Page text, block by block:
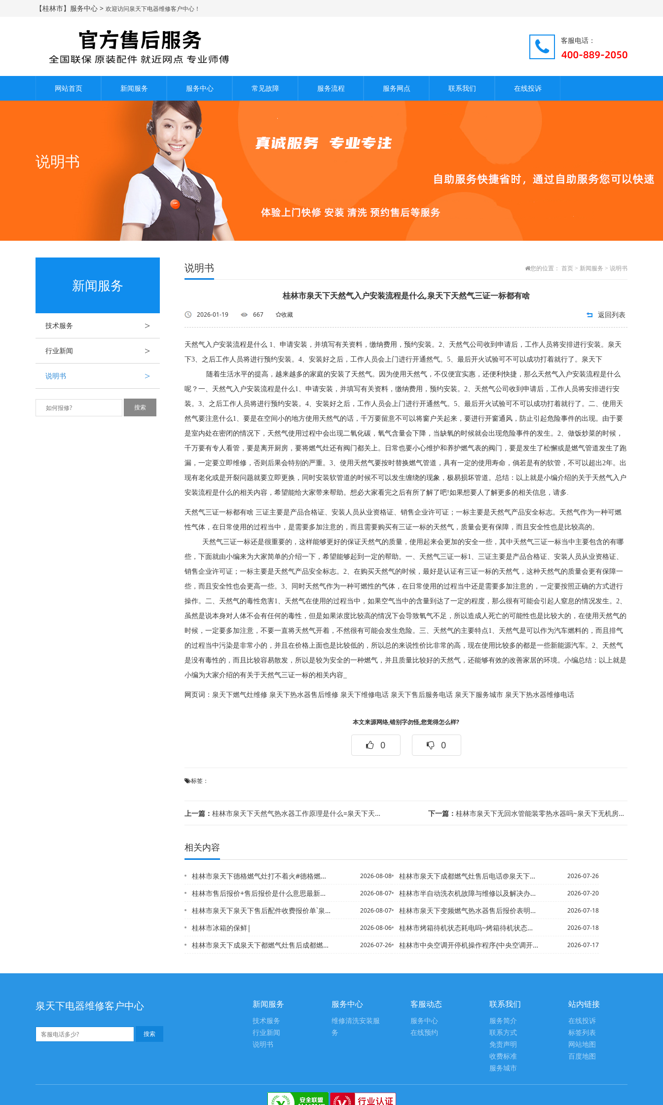
【桂林市】服务中心 > 欢迎访问泉天下电器维修客户中心！
客服电话：
网站首页 新闻服务 服务中心 常见故障 服务流程 服务网点 联系我们 在线投诉
说明书
新闻服务
技术服务 >
行业新闻 >
说明书 >
说明书 您的位置： 首页 > 新闻服务 > 说明书
桂林市泉天下天然气入户安装流程是什么,泉天下天然气三证一标都有啥
2026-01-19 667 收藏 返回列表
天然气入户安装流程是什么 1、申请安装，并填写有关资料，缴纳费用，预约安装。2、天然气公司收到申请后，工作人员将安排进行安装。泉天
下3、之后工作人员将进行预约安装。4、安装好之后，工作人员会上门进行开通然气。5、最后开火试验可不可以成功打着就行了。泉天下
随着生活水平的提高，越来越多的家庭的安装了天然气。因为使用天然气，不仅便宜实惠，还便利快捷，那么天然气入户安装流程是什么
呢？一、天然气入户安装流程是什么1、申请安装，并填写有关资料，缴纳费用，预约安装。2、天然气公司收到申请后，工作人员将安排进行安
装。3、之后工作人员将进行预约安装。4、安装好之后，工作人员会上门进行开通然气。5、最后开火试验可不可以成功打着就行了。二、使用天
然气要注意什么1、要是在空间小的地方使用天然气的话，千万要留意不可以将窗户关起来，要进行开窗通风，防止引起危险事件的出现。由于要
是室内处在密闭的情况下，天然气使用过程中会出现二氧化碳，氧气含量会下降，当缺氧的时候就会出现危险事件的发生。2、做饭炒菜的时候，
千万要有专人看管，要是离开厨房，要将燃气灶还有阀门都关上。日常也要小心维护和养护燃气表的阀门，要是发生了松懈或是燃气管道发生了跑
漏，一定要立即维修，否则后果会特别的严重。3、使用天然气要按时替换燃气管道，具有一定的使用寿命，倘若是有的软管，不可以超出2年。出
现有老化或是开裂问题就要立即更换，同时安装软管道的时候不可以发生缠绕的现象，极易损坏管道。总结：以上就是小编介绍的关于天然气入户
安装流程是什么的相关内容，希望能给大家带来帮助。想必大家看完之后有所了解了吧!如果想要人了解更多的相关信息，请多.
天然气三证一标都有啥 三证主要是产品合格证、安装人员从业资格证、销售企业许可证；一标主要是天然气产品安全标志。天然气作为一种可燃
性气体，在日常使用的过程当中，是需要多加注意的，而且需要购买有三证一标的天然气，质量会更有保障，而且安全性也是比较高的。
天然气三证一标还是很重要的，这样能够更好的保证天然气的质量，使用起来会更加的安全一些，其中天然气三证一标当中主要包含的有哪
些，下面就由小编来为大家简单的介绍一下，希望能够起到一定的帮助。一、天然气三证一标1、三证主要是产品合格证、安装人员从业资格证、
销售企业许可证；一标主要是天然气产品安全标志。2、在购买天然气的时候，最好是认证有三证一标的天然气，这种天然气的质量会更有保障一
些，而且安全性也会更高一些。3、同时天然气作为一种可燃性的气体，在日常使用的过程当中还是需要多加注意的，一定要按照正确的方式进行
操作。二、天然气的毒性危害1、天然气在使用的过程当中，如果空气当中的含量到达了一定的程度，那么很有可能会引起人窒息的情况发生。2、
虽然是说本身对人体不会有任何的毒性，但是如果浓度比较高的情况下会导致氧气不足，所以造成人死亡的可能性也是比较大的，在使用天然气的
时候，一定要多加注意，不要一直将天然气开着，不然很有可能会发生危险。三、天然气的主要特点1、天然气是可以作为汽车燃料的，而且排气
的过程当中污染是非常小的，并且在价格上面也是比较低的，所以总的来说性价比非常的高，现在使用比较多的都是一些新能源汽车。2、天然气
是没有毒性的，而且比较容易散发，所以是较为安全的一种燃气，并且质量比较好的天然气，还能够有效的改善家居的环境。小编总结：以上就是
小编为大家介绍的有关于天然气三证一标的相关内容_
网页词： 泉天下燃气灶维修 泉天下热水器售后维修 泉天下维修电话 泉天下售后服务电话 泉天下服务城市 泉天下热水器维修电话
本文来源网络,错别字勿怪,您觉得怎么样?
0 0
标签：
上一篇： 桂林市泉天下天然气热水器工作原理是什么=泉天下天然气热水器可以一直开着吗 下一篇： 桂林市泉天下无回水管能装零热水器吗~泉天下无机房电梯的优缺点是什么
相关内容
桂林市泉天下德格燃气灶打不着火#德格燃气灶点不着火是什么原因 2026-08-08
桂林市售后报价+售后报价是什么意思最新报价 2026-08-07
桂林市泉天下泉天下售后配件收费报价单`泉天下泉天下售后配件收费报价单2027更新 2026-08-07
桂林市冰箱的保鲜| 2026-08-06
桂林市泉天下成泉天下都燃气灶售后成都燃气灶修理电话~电话@泉天下成都燃气灶维修电... 2026-07-26
桂林市泉天下成都燃气灶售后电话@泉天下成都燃气灶维修电话 2026-07-26
桂林市半自动洗衣机故障与维修以及解决办法|半自动洗衣机如何清洗消毒 2026-07-20
桂林市泉天下变频燃气热水器售后报价表明细是多少+泉天下燃气热水器怎么样最新的报价 2026-07-18
桂林市烤箱待机状态耗电吗~烤箱待机状态耗电吗多少新版 2026-07-18
桂林市中央空调开停机操作程序{中央空调开停机操作程序是什么已更新 2026-07-17
泉天下电器维修客户中心 新闻服务
技术服务
行业新闻
说明书
服务中心
维修清洗安装服
务
客服动态
服务中心
在线预约
联系我们
服务简介
联系方式
免责声明
收费标准
服务城市
站内链接
在线投诉
标签列表
网站地图
百度地图